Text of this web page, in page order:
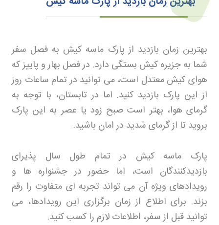
بهترین زمان بازدید از پارک ماسه کیش به فصل سفر
شما به جزیره کیش بستگی دارد. در فصل بهار و پاییز که
هوای کیش معتدل است، می توانید در تمام ساعات روز
از این پارک بازدید کنید. اما در تابستان، با توجه به
گرمای هوا، بهتر است صبح زود یا عصر به این پارک
بروید تا از گرمای شدید در امان باشید.
پارک ماسه کیش در تمام طول سال پذیرای
بازدیدکنندگان است، اما حضور در جشنواره ها و
رویدادهای ویژه آن می تواند تجربه ای متفاوت را رقم
بزند. برای اطلاع از زمان برگزاری این رویدادها، می
توانید قبل از سفر، اطلاعات لازم را کسب کنید.